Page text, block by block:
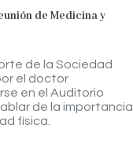
de Medicina y
de la Sociedad
el doctor
en el Auditorio
de la importancia
física.